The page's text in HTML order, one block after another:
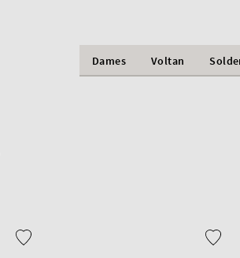
Dames Voltan